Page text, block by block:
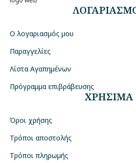
Ο λογαριασμός μου
Παραγγελίες
Λίστα Αγαπημένων
Πρόγραμμα επιβράβευσης
ΧΡΗΣΙΜΑ
Όροι χρήσης
Τρόποι αποστολής
Τρόποι πληρωμής